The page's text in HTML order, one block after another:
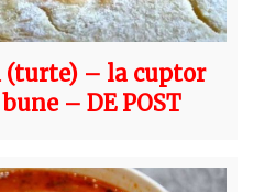
(turte) – la cuptor
– DE POST